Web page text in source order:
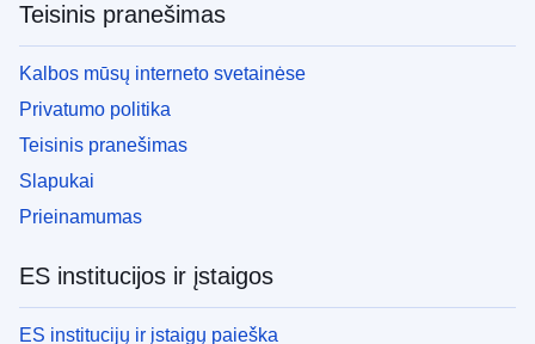
Teisinis pranešimas
Kalbos mūsų interneto svetainėse
Privatumo politika
Teisinis pranešimas
Slapukai
Prieinamumas
ES institucijos ir įstaigos
ES institucijų ir įstaigų paieška